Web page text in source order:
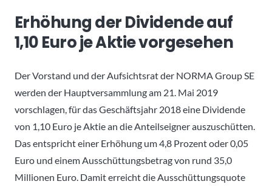
Erhöhung der Dividende auf
1,10 Euro je Aktie vorgesehen
Der Vorstand und der Aufsichtsrat der NORMA Group SE
werden der Hauptversammlung am 21. Mai 2019
vorschlagen, für das Geschäftsjahr 2018 eine Dividende
von 1,10 Euro je Aktie an die Anteilseigner auszuschütten.
Das entspricht einer Erhöhung um 4,8 Prozent oder 0,05
Euro und einem Ausschüttungsbetrag von rund 35,0
Millionen Euro. Damit erreicht die Ausschüttungsquote